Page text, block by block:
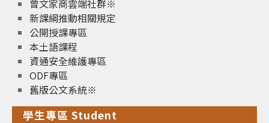
曾文家商雲端社群※
新課綱推動相關規定
公開授課專區
本土語課程
資通安全維護專區
ODF專區
舊版公文系統※
學生專區 Student